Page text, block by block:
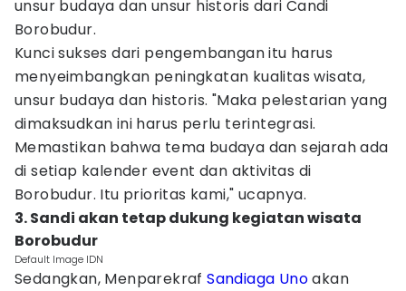
unsur budaya dan unsur historis dari Candi
Borobudur.
Kunci sukses dari pengembangan itu harus
menyeimbangkan peningkatan kualitas wisata,
unsur budaya dan historis. "Maka pelestarian yang
dimaksudkan ini harus perlu terintegrasi.
Memastikan bahwa tema budaya dan sejarah ada
di setiap kalender event dan aktivitas di
Borobudur. Itu prioritas kami," ucapnya.
3. Sandi akan tetap dukung kegiatan wisata
Borobudur
Default Image IDN
Sedangkan, MenparekrafSandiaga Unoakan